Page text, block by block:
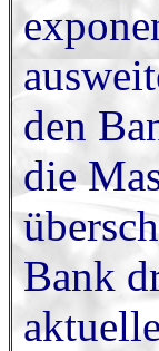
den
die
Bank